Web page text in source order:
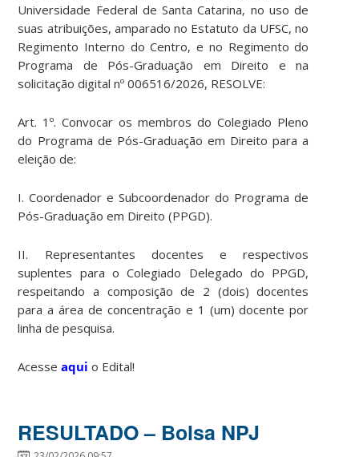
Universidade Federal de Santa Catarina, no uso de
suas atribuições, amparado no Estatuto da UFSC, no
Regimento Interno do Centro, e no Regimento do
Programa de Pós-Graduação em Direito e na
solicitação digital nº 006516/2026, RESOLVE:
Art. 1º. Convocar os membros do Colegiado Pleno
do Programa de Pós-Graduação em Direito para a
eleição de:
I. Coordenador e Subcoordenador do Programa de
Pós-Graduação em Direito (PPGD).
II. Representantes docentes e respectivos
suplentes para o Colegiado Delegado do PPGD,
respeitando a composição de 2 (dois) docentes
para a área de concentração e 1 (um) docente por
linha de pesquisa.
Acesseaqui o Edital!
RESULTADO – Bolsa NPJ